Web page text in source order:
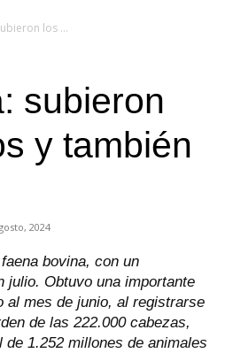
Hacienda: subieron los precios y también la faena
subieron
y también
2024
bovina, con un
julio. Obtuvo una importante
al mes de junio, al registrarse
de las 222.000 cabezas,
1.252 millones de animales